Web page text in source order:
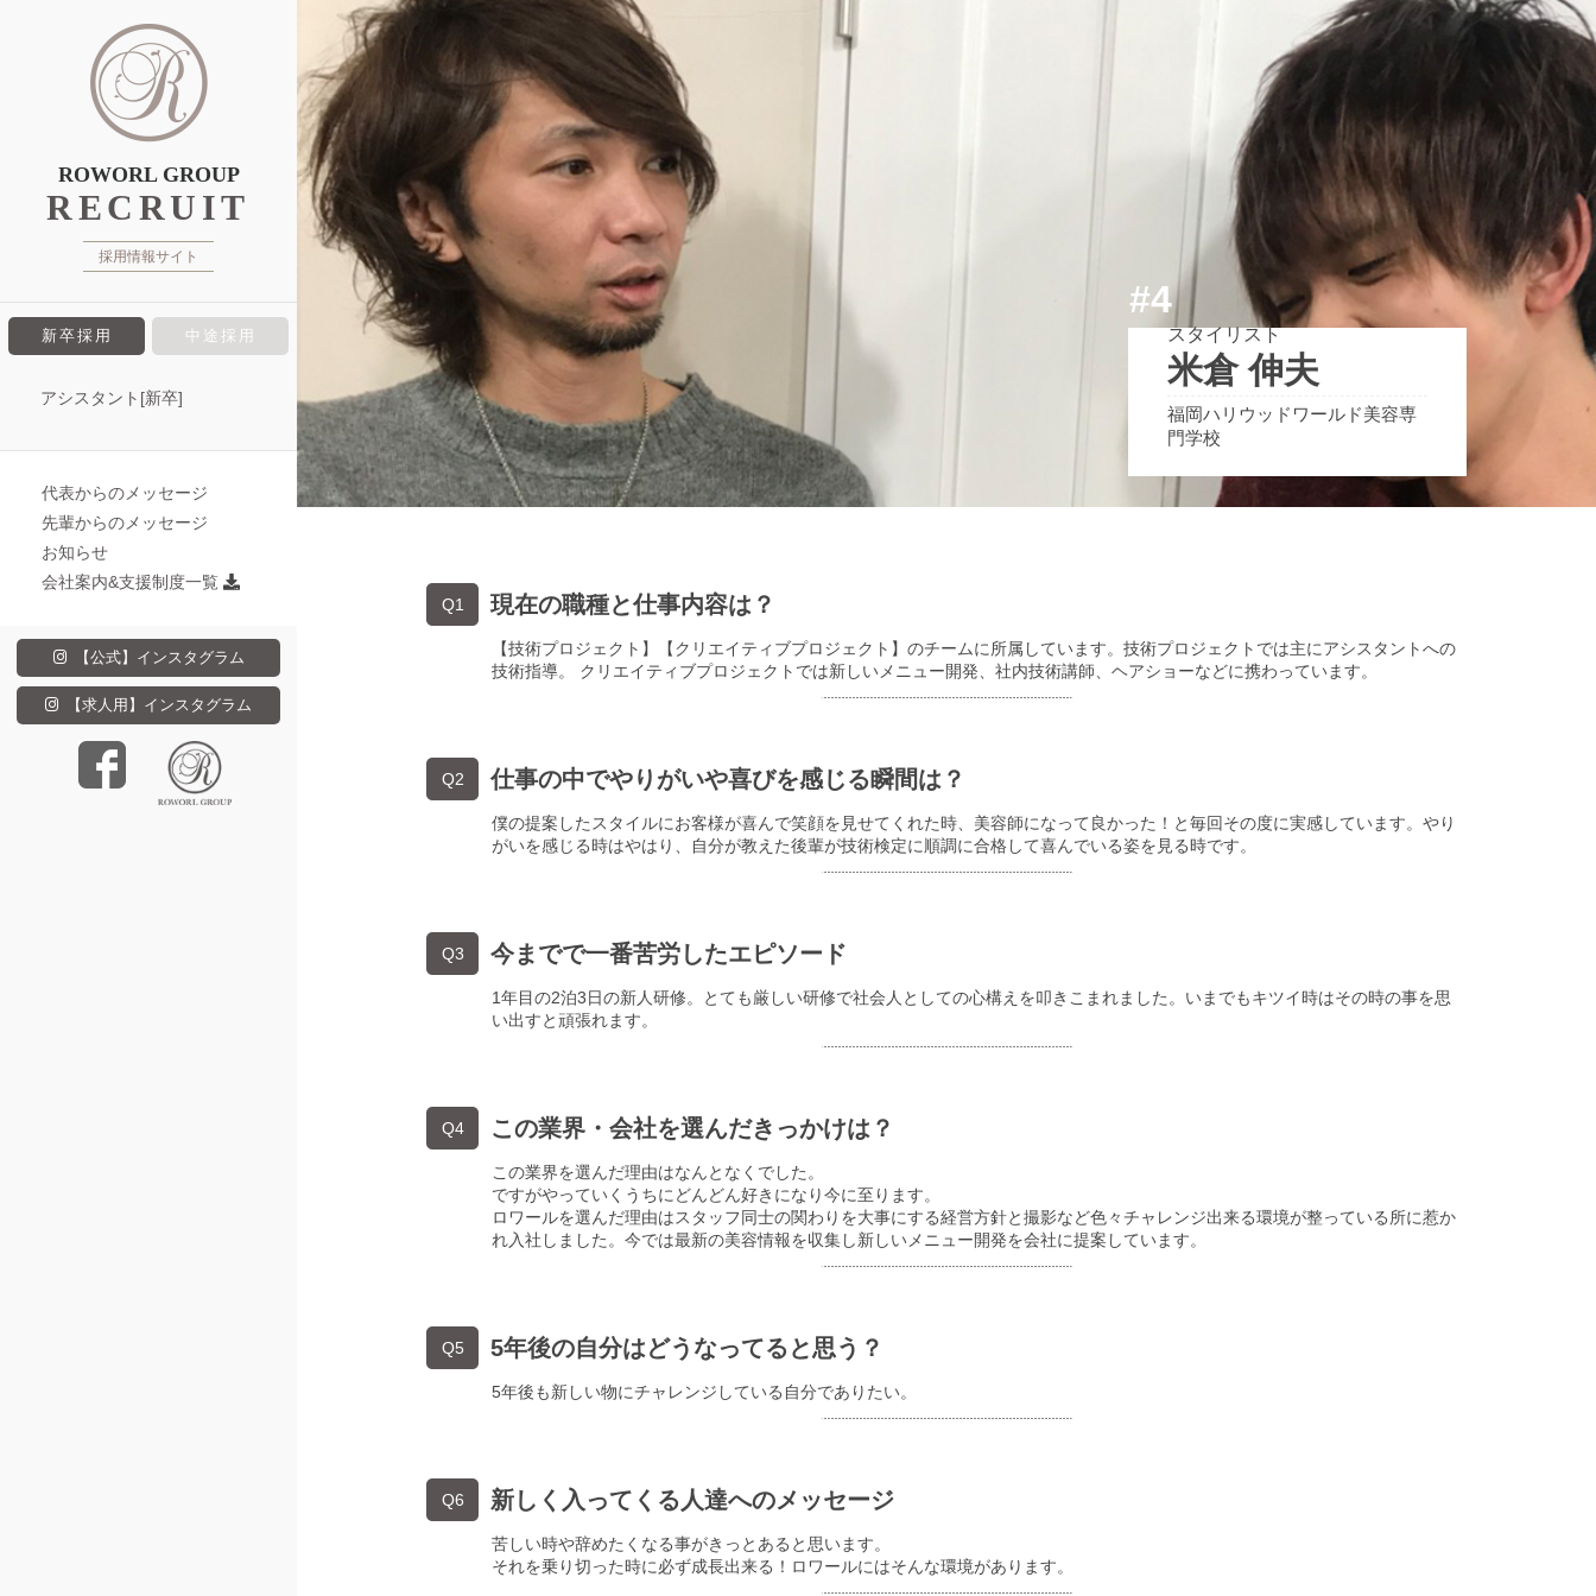
#4
スタイリスト
米倉 伸夫
福岡ハリウッドワールド美容専
門学校
Q1 現在の職種と仕事内容は？
【技術プロジェクト】【クリエイティブプロジェクト】のチームに所属しています。技術プロジェクトでは主にアシスタントへの
技術指導。 クリエイティブプロジェクトでは新しいメニュー開発、社内技術講師、ヘアショーなどに携わっています。
Q2 仕事の中でやりがいや喜びを感じる瞬間は？
僕の提案したスタイルにお客様が喜んで笑顔を見せてくれた時、美容師になって良かった！と毎回その度に実感しています。やり
がいを感じる時はやはり、自分が教えた後輩が技術検定に順調に合格して喜んでいる姿を見る時です。
Q3 今までで一番苦労したエピソード
1年目の2泊3日の新人研修。とても厳しい研修で社会人としての心構えを叩きこまれました。いまでもキツイ時はその時の事を思
い出すと頑張れます。
Q4 この業界・会社を選んだきっかけは？
この業界を選んだ理由はなんとなくでした。
ですがやっていくうちにどんどん好きになり今に至ります。
ロワールを選んだ理由はスタッフ同士の関わりを大事にする経営方針と撮影など色々チャレンジ出来る環境が整っている所に惹か
れ入社しました。今では最新の美容情報を収集し新しいメニュー開発を会社に提案しています。
Q5 5年後の自分はどうなってると思う？
5年後も新しい物にチャレンジしている自分でありたい。
Q6 新しく入ってくる人達へのメッセージ
苦しい時や辞めたくなる事がきっとあると思います。
それを乗り切った時に必ず成長出来る！ロワールにはそんな環境があります。
ROWORL GROUP
RECRUIT
採用情報サイト
新卒採用 中途採用
アシスタント[新卒]
代表からのメッセージ
先輩からのメッセージ
お知らせ
会社案内&支援制度一覧
【公式】インスタグラム
【求人用】インスタグラム